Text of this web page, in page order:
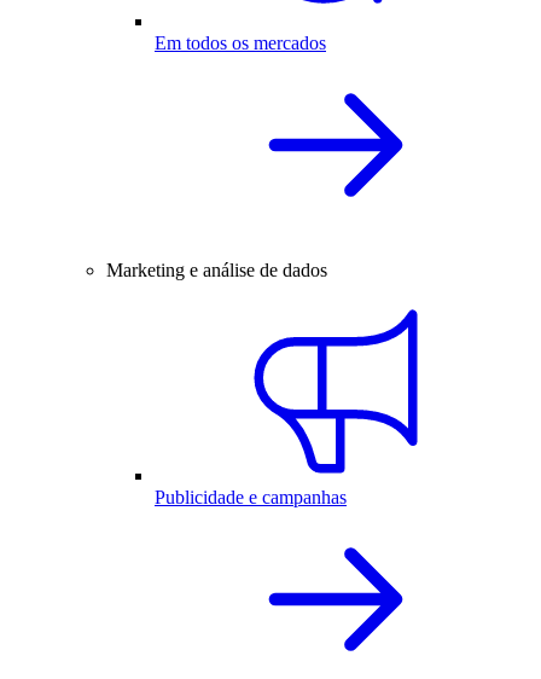
Em todos os mercados
Marketing e análise de dados
Publicidade e campanhas